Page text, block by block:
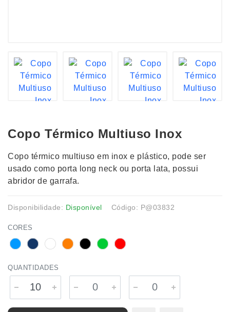
Copo Térmico Multiuso Inox
Copo térmico multiuso em inox e plástico, pode ser
usado como porta long neck ou porta lata, possui
abridor de garrafa.
Disponibilidade: Disponível Código: P@03832
CORES
QUANTIDADES